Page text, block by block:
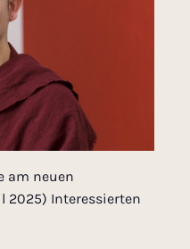
am neuen
2025) Interessierten